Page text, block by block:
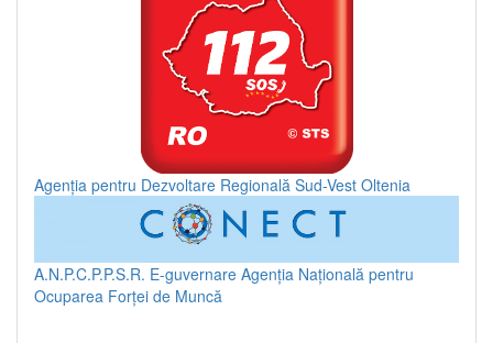
Agenția pentru Dezvoltare Regională Sud-Vest Oltenia
A.N.P.C.P.P.S.R. E-guvernare Agenția Națională pentru
Ocuparea Forței de Muncă